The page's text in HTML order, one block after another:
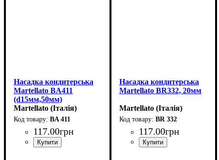
Насадка кондитерська
Martellato BA411
(d15мм,50мм)
Martellato (Італія)
BA 411
117.00грн
Насадка кондитерська
Martellato BR332, 20мм
Martellato (Італія)
BR 332
117.00грн